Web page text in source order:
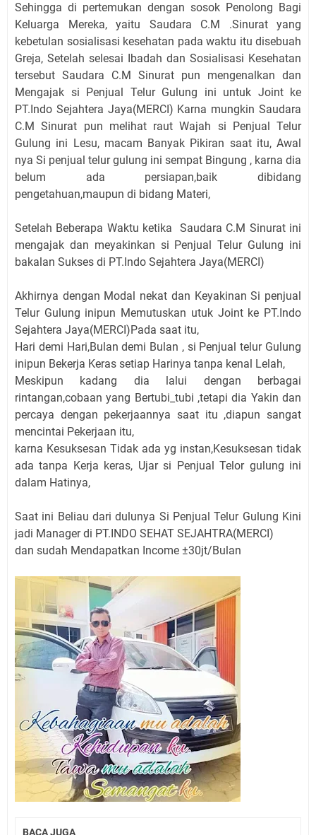
Sehingga di pertemukan dengan sosok Penolong Bagi
Keluarga Mereka, yaitu Saudara C.M .Sinurat yang
kebetulan sosialisasi kesehatan pada waktu itu disebuah
Greja, Setelah selesai Ibadah dan Sosialisasi Kesehatan
tersebut Saudara C.M Sinurat pun mengenalkan dan
Mengajak si Penjual Telur Gulung ini untuk Joint ke
PT.Indo Sejahtera Jaya(MERCI) Karna mungkin Saudara
C.M Sinurat pun melihat raut Wajah si Penjual Telur
Gulung ini Lesu, macam Banyak Pikiran saat itu, Awal
nya Si penjual telur gulung ini sempat Bingung , karna dia
belum ada persiapan,baik dibidang
pengetahuan,maupun di bidang Materi,
Setelah Beberapa Waktu ketika Saudara C.M Sinurat ini
mengajak dan meyakinkan si Penjual Telur Gulung ini
bakalan Sukses di PT.Indo Sejahtera Jaya(MERCI)
Akhirnya dengan Modal nekat dan Keyakinan Si penjual
Telur Gulung inipun Memutuskan utuk Joint ke PT.Indo
Sejahtera Jaya(MERCI)Pada saat itu,
Hari demi Hari,Bulan demi Bulan , si Penjual telur Gulung
inipun Bekerja Keras setiap Harinya tanpa kenal Lelah,
Meskipun kadang dia lalui dengan berbagai
rintangan,cobaan yang Bertubi_tubi ,tetapi dia Yakin dan
percaya dengan pekerjaannya saat itu ,diapun sangat
mencintai Pekerjaan itu,
karna Kesuksesan Tidak ada yg instan,Kesuksesan tidak
ada tanpa Kerja keras, Ujar si Penjual Telor gulung ini
dalam Hatinya,
Saat ini Beliau dari dulunya Si Penjual Telur Gulung Kini
jadi Manager di PT.INDO SEHAT SEJAHTRA(MERCI)
dan sudah Mendapatkan Income ±30jt/Bulan
BACA JUGA